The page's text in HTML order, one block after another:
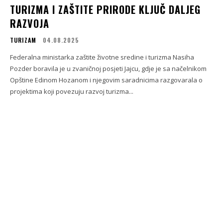
TURIZMA I ZAŠTITE PRIRODE KLJUČ DALJEG
RAZVOJA
TURIZAM 04.08.2025
Federalna ministarka zaštite životne sredine i turizma Nasiha
Pozder boravila je u zvaničnoj posjeti Jajcu, gdje je sa načelnikom
Opštine Edinom Hozanom i njegovim saradnicima razgovarala o
projektima koji povezuju razvoj turizma...